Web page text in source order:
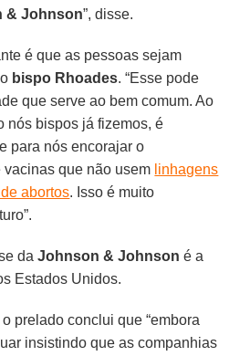
& Johnson”, disse.
é que as pessoas sejam
bispo Rhoades. “Esse pode
que serve ao bem comum. Ao
nós bispos já fizemos, é
para nós encorajar o
que não usem linhagens
abortos. Isso é muito
daJohnson & Johnson é a
Estados Unidos.
prelado conclui que “embora
insistindo que as companhias